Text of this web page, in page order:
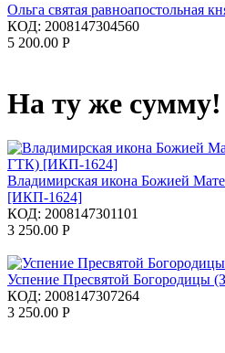
Ольга святая равноапостольная
КОД: 2008147304560
5 200.00 Р
На ту же сумму!
Владимирская икона Божией
[ИКП-1624]
КОД: 2008147301101
3 250.00 Р
Успение Пресвятой Богородицы
КОД: 2008147307264
3 250.00 Р